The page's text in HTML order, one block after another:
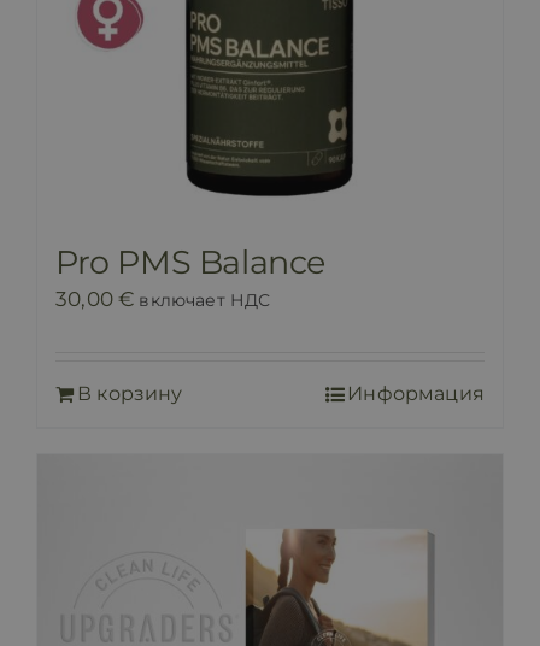
Pro PMS Balance
30,00€ включает НДС
В корзину Информация